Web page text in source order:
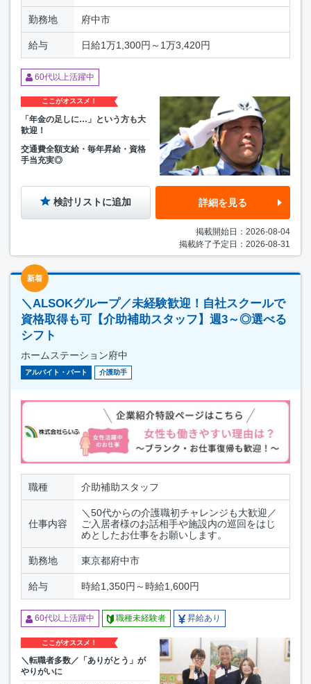
勤務地 府中市
給与 日給1万1,300円～1万3,420円
60代以上活躍中
ここがオススメ！
「年金の足しに…」という方も大
歓迎！
交通費全額支給・毎年昇給・資格
手当充実◎
検討リストに追加 詳細を見る
掲載開始日：2026-08-04
掲載終了予定日：2026-08-31
新着
＼ALSOKグループ／未経験歓迎！自社スクールで
資格取得も可【介助補助スタッフ】週3～◎選べる
シフト
ホームステーション府中
アルバイト・パート 介護助手
職種 介助補助スタッフ
仕事内容
＼50代からの介護職初チャレンジも大歓迎／
ご入居者様のお話相手や施設内の巡回をはじ
めとしたお仕事をお願いします。
勤務地 東京都府中市
給与 時給1,350円～時給1,600円
60代以上活躍中 職種未経験者 昇給あり
ここがオススメ！
＼転職者多数／「ありがとう」が
やりがいに